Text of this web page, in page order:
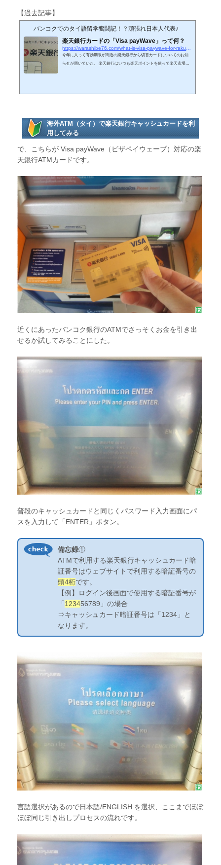
【過去記事】
バンコクでのタイ語留学奮闘記！？頑張れ日本人代表♪
楽天銀行カードの「Visa payWave」って何？
今年に入って有効期限が間近の楽天銀行から切替カードについてのお知
らせが届いていた。 楽天銀行はいつも楽天ポイントを使って楽天市場で
海外ATM（タイ）で楽天銀行キャッシュカードを利
用してみる
で、こちらが Visa payWave（ビザペイウェーブ）対応の楽
天銀行ATMカードです。
近くにあったバンコク銀行のATMでさっそくお金を引き出
せるか試してみることにした。
普段のキャッシュカードと同じくパスワード入力画面にパ
スを入力して「ENTER」ボタン。
備忘録①
ATMで利用する楽天銀行キャッシュカード暗
証番号はウェブサイトで利用する暗証番号の
頭4桁です。
【例】ログイン後画面で使用する暗証番号が
「 123456789」の場合
⇒キャッシュカード暗証番号は「1234」と
なります。
言語選択があるので日本語/ENGLISH を選択、ここまでほぼ
ほぼ同じ引き出しプロセスの流れです。